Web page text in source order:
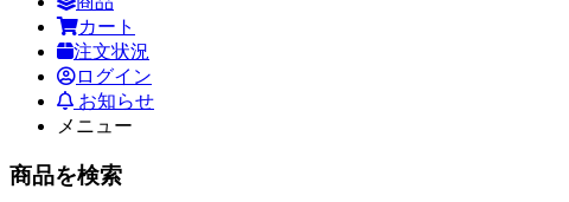
カート
注文状況
ログイン
お知らせ
メニュー
商品を検索